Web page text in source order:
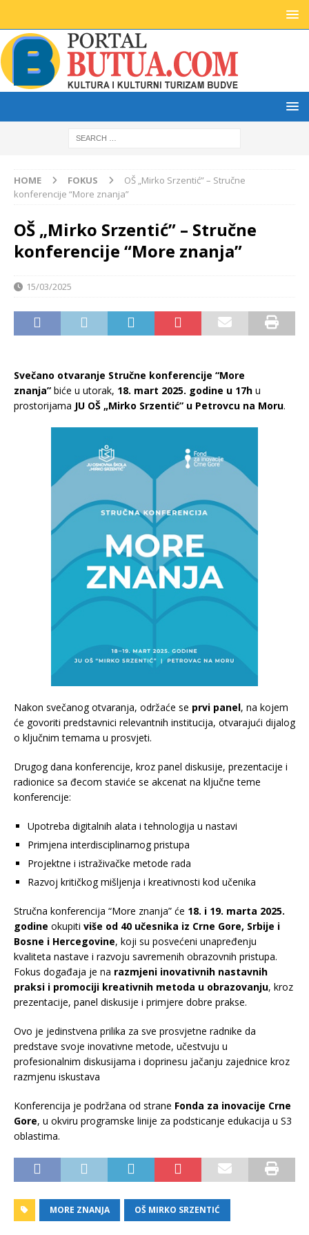
HOME FOKUS
OŠ „Mirko Srzentić” – Stručne
konferencije “More znanja”
OŠ „Mirko Srzentić” – Stručne
konferencije “More znanja”
15/03/2025
Svečano otvaranje Stručne konferencije “More
znanja” biće u utorak, 18. mart 2025. godine u 17h u
prostorijama JU OŠ „Mirko Srzentić” u Petrovcu na Moru.
Nakon svečanog otvaranja, održaće se prvi panel, na kojem
će govoriti predstavnici relevantnih institucija, otvarajući dijalog
o ključnim temama u prosvjeti.
Drugog dana konferencije, kroz panel diskusije, prezentacije i
radionice sa đecom staviće se akcenat na ključne teme
konferencije:
Upotreba digitalnih alata i tehnologija u nastavi
Primjena interdisciplinarnog pristupa
Projektne i istraživačke metode rada
Razvoj kritičkog mišljenja i kreativnosti kod učenika
Stručna konferencija “More znanja” će 18. i 19. marta 2025.
godine okupiti više od 40 učesnika iz Crne Gore, Srbije i
Bosne i Hercegovine, koji su posvećeni unapređenju
kvaliteta nastave i razvoju savremenih obrazovnih pristupa.
Fokus događaja je na razmjeni inovativnih nastavnih
praksi i promociji kreativnih metoda u obrazovanju, kroz
prezentacije, panel diskusije i primjere dobre prakse.
Ovo je jedinstvena prilika za sve prosvjetne radnike da
predstave svoje inovativne metode, učestvuju u
profesionalnim diskusijama i doprinesu jačanju zajednice kroz
razmjenu iskustava
Konferencija je podržana od strane Fonda za inovacije Crne
Gore, u okviru programske linije za podsticanje edukacija u S3
oblastima.
MORE ZNANJA OŠ MIRKO SRZENTIĆ